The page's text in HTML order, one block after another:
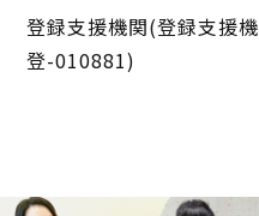
登録支援機関(登録支援
登-010881)